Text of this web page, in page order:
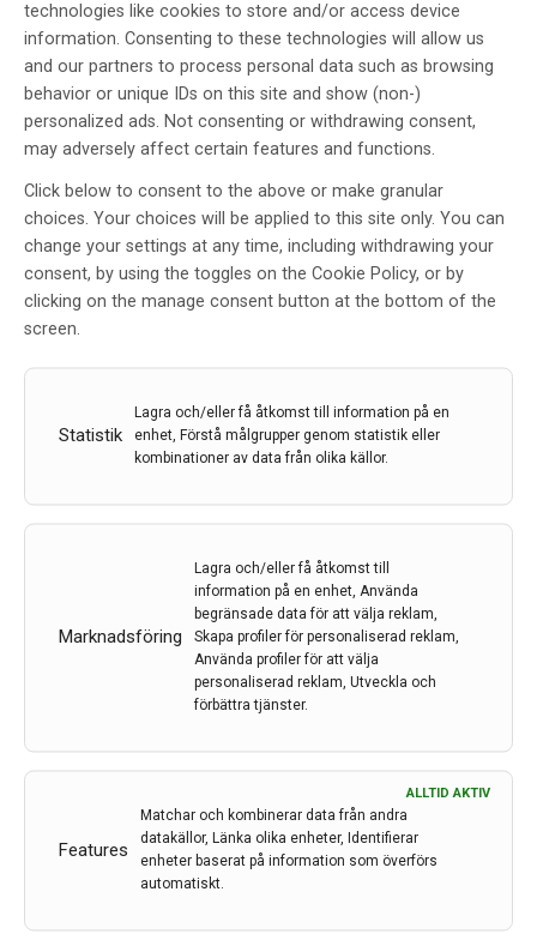
technologies like cookies to store and/or access device
information. Consenting to these technologies will allow us
and our partners to process personal data such as browsing
behavior or unique IDs on this site and show (non-)
personalized ads. Not consenting or withdrawing consent,
may adversely affect certain features and functions.
Click below to consent to the above or make granular
choices. Your choices will be applied to this site only. You can
change your settings at any time, including withdrawing your
consent, by using the toggles on the Cookie Policy, or by
clicking on the manage consent button at the bottom of the
screen.
Statistik
Lagra och/eller få åtkomst till information på en
enhet, Förstå målgrupper genom statistik eller
kombinationer av data från olika källor.
Marknadsföring
Lagra och/eller få åtkomst till
information på en enhet, Använda
begränsade data för att välja reklam,
Skapa profiler för personaliserad reklam,
Använda profiler för att välja
personaliserad reklam, Utveckla och
förbättra tjänster.
Features
ALLTID AKTIV
Matchar och kombinerar data från andra
datakällor, Länka olika enheter, Identifierar
enheter baserat på information som överförs
automatiskt.
OBS! Denna tjänst är endast för vårdpersonal och
personer inom läkemedelsindustri.
Vill du ha ett nyhetsbrev som summerar nyheterna
inom neurologiområdet för veckan som gått, eller få
det senaste numret av tidningen som PDF i din inkorg.
Fyll i samtliga fält då detta är vårt krav för att ni ska
få nyhetsbrevet.
Glöm inte att bekräfta din prenumeration i din inkorg.
Den kan hamnat i din skräppost.
Din epost (obligatorisk)
Arbetsplats (obligatorisk)
Befattning (obligatorisk)
integritet och marknadsföring